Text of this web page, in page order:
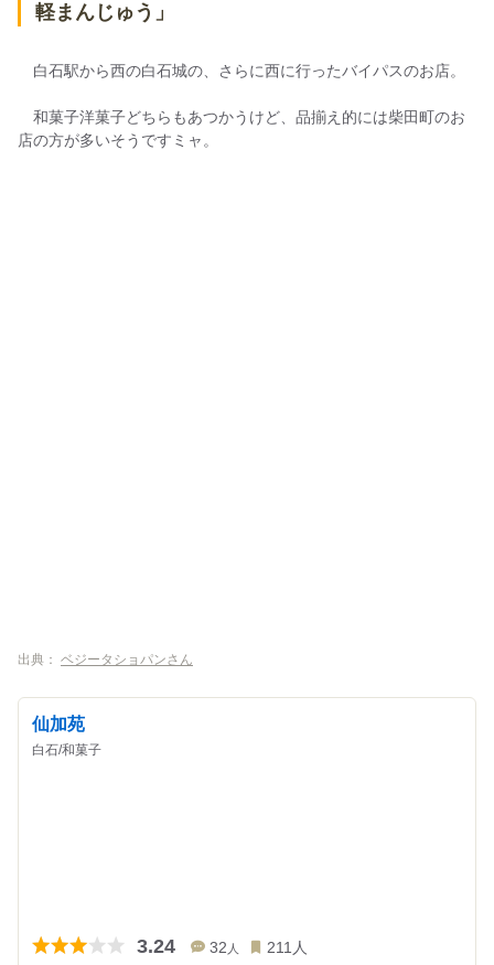
軽まんじゅう」
白石駅から西の白石城の、さらに西に行ったバイパスのお店。
和菓子洋菓子どちらもあつかうけど、品揃え的には柴田町のお
店の方が多いそうですミャ。
出典： ベジータショパンさん
仙加苑
白石/和菓子
3.24 32 人 211 人